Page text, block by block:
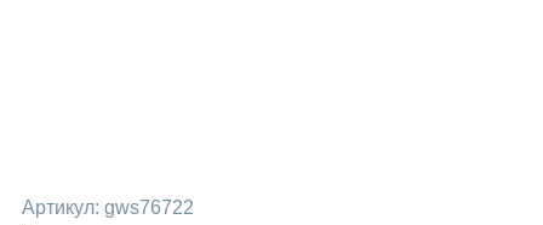
Артикул: gws76722